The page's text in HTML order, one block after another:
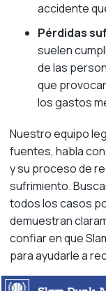
accidente
Pérdidas
suelen
de las
que
los gastos
Nuestro equipo
fuentes, habla
y su proceso de
sufrimiento.
todos los casos
demuestran
confiar en que
para ayudarle a